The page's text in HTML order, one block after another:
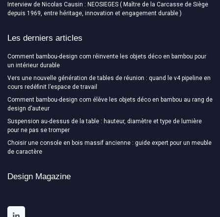
Interview de Nicolas Causin : NEOSIEGES ( Maître de la Carcasse de Siège
depuis 1969, entre héritage, innovation et engagement durable )
Les derniers articles
Comment bambou-design com réinvente les objets déco en bambou pour
un intérieur durable
Vers une nouvelle génération de tables de réunion : quand le v4 pipeline en
cours redéfinit l’espace de travail
Comment bambou-design com élève les objets déco en bambou au rang de
design d’auteur
Suspension au-dessus de la table : hauteur, diamètre et type de lumière
pour ne pas se tromper
Choisir une console en bois massif ancienne : guide expert pour un meuble
de caractère
Design Magazine